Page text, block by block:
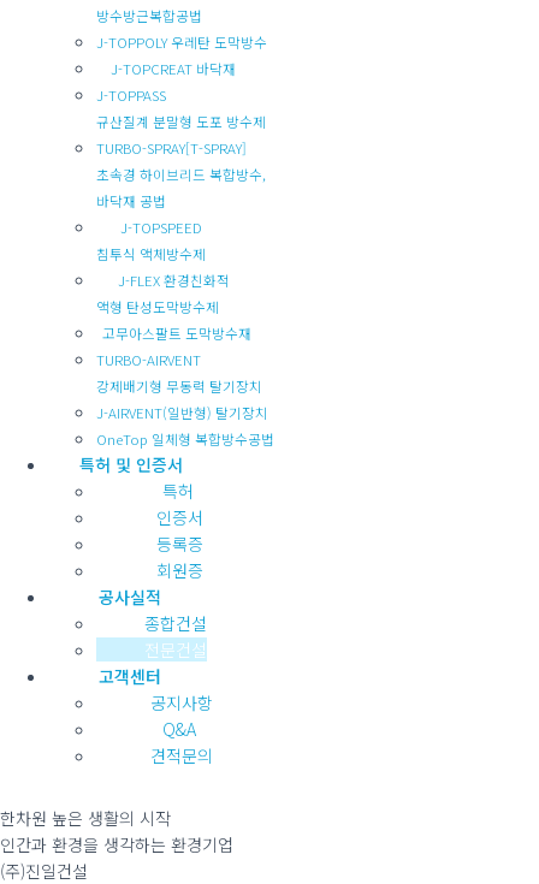
방수방근복합공법
J-TOPPOLY 우레탄 도막방수
J-TOPCREAT 바닥재
J-TOPPASS
규산질계 분말형 도포 방수제
TURBO-SPRAY[T-SPRAY]
초속경 하이브리드 복합방수,
바닥재 공법
J-TOPSPEED
침투식 액체방수제
J-FLEX 환경친화적
액형 탄성도막방수제
고무아스팔트 도막방수재
TURBO-AIRVENT
강제배기형 무동력 탈기장치
J-AIRVENT(일반형) 탈기장치
OneTop 일체형 복합방수공법
특허 및 인증서
특허
인증서
등록증
회원증
공사실적
종합건설
전문건설
고객센터
공지사항
Q&A
견적문의
한차원 높은 생활의 시작
인간과 환경을 생각하는 환경기업
(주)진일건설